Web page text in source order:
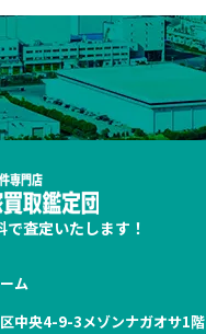
査定いたします！
ム
中央4-9-3メゾンナガオサ1階